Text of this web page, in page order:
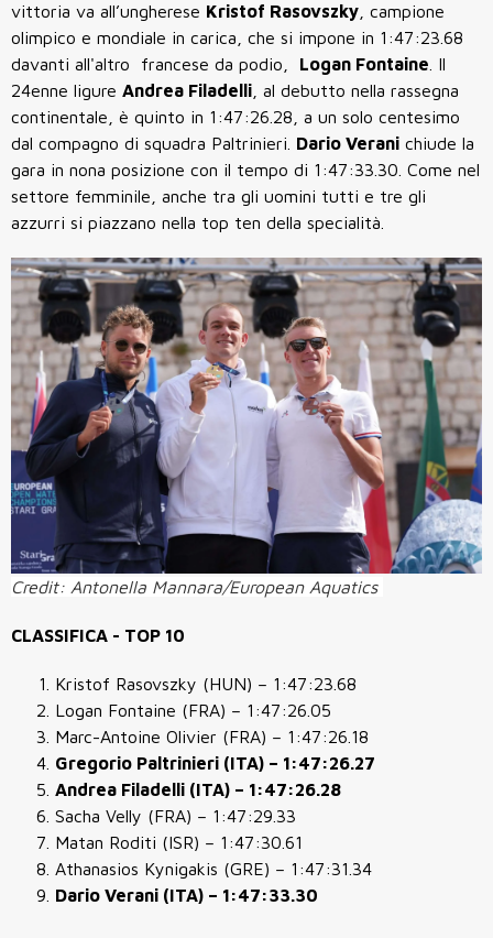
vittoria va all’ungherese Kristof Rasovszky , campione
olimpico e mondiale in carica, che si impone in 1:47:23.68
davanti all'altro francese da podio, Logan Fontaine . Il
24enne ligure Andrea Filadelli , al debutto nella rassegna
continentale, è quinto in 1:47:26.28, a un solo centesimo
dal compagno di squadra Paltrinieri. Dario Verani chiude la
gara in nona posizione con il tempo di 1:47:33.30. Come nel
settore femminile, anche tra gli uomini tutti e tre gli
azzurri si piazzano nella top ten della specialità.
Credit: Antonella Mannara/European Aquatics
CLASSIFICA - TOP 10
Kristof Rasovszky (HUN) – 1:47:23.68
Logan Fontaine (FRA) – 1:47:26.05
Marc-Antoine Olivier (FRA) – 1:47:26.18
Gregorio Paltrinieri (ITA) – 1:47:26.27
Andrea Filadelli (ITA) – 1:47:26.28
Sacha Velly (FRA) – 1:47:29.33
Matan Roditi (ISR) – 1:47:30.61
Athanasios Kynigakis (GRE) – 1:47:31.34
Dario Verani (ITA) – 1:47:33.30